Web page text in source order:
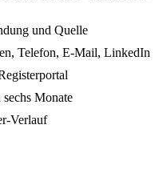
und Quelle
Telefon, E-Mail, LinkedIn
Monate
Verlauf